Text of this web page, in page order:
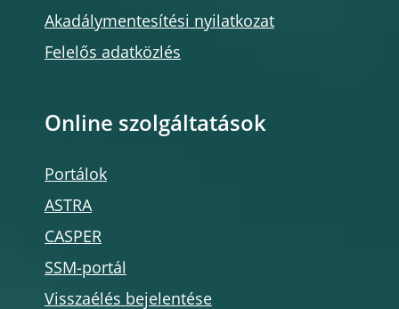
Akadálymentesítési nyilatkozat
Felelős adatközlés
Online szolgáltatások
Portálok
ASTRA
CASPER
SSM-portál
Visszaélés bejelentése